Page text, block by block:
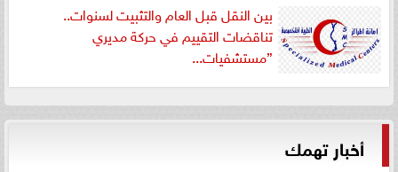
بين النقل قبل العام والتثبيت لسنوات..
تناقضات التقييم في حركة مديري
”مستشفيات...
أخبار تهمك